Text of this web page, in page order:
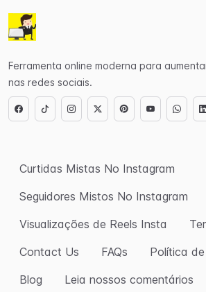
Ferramenta online moderna para
nas redes sociais.
Curtidas Mistas No Instagram
Seguidores Mistos No Instagram
Visualizações de Reels Insta
Contact Us
FAQs
Política
Blog
Leia nossos comentários